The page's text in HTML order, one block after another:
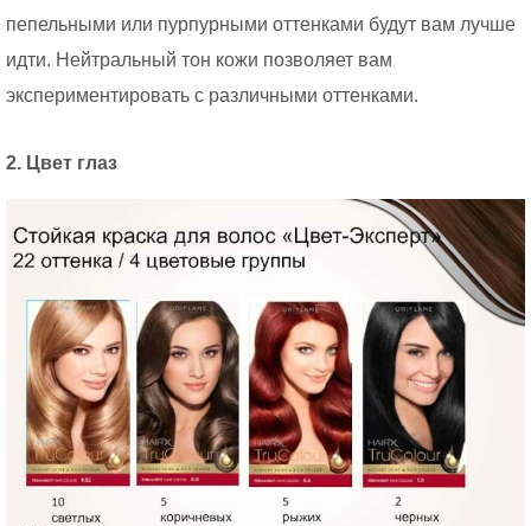
пепельными или пурпурными оттенками будут вам лучше
идти. Нейтральный тон кожи позволяет вам
экспериментировать с различными оттенками.
2. Цвет глаз